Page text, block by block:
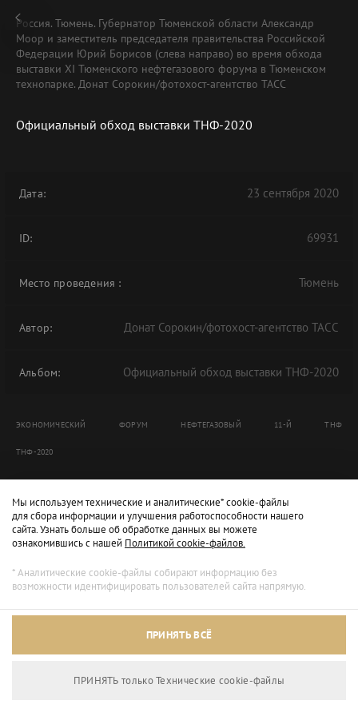
Россия. Тюмень. Губернатор Тюменской области Александр
Моор и заместитель председателя правительства Российской
Федерации Юрий Борисов (слева направо) во время обхода
выставки XI Тюменского нефтегазового форума в Тюменском
технопарке. Донат Сорокин/фотохост-агентство ТАСС
Официальный обход выставки ТНФ-2020
Дата: 23 сентября 2020
ID: 69931
Место проведения : Тюмень
Автор: Донат Сорокин/фотохост-агентство ТАСС
Альбом: Официальный обход выставки ТНФ-2020
ЭКОНОМИЧЕСКИЙ ФОРУМ НЕФТЕГАЗОВЫЙ 11-Й ТНФ
ТНФ-2020
Мы используем технические и аналитические* cookie-файлы
для сбора информации и улучшения работоспособности нашего
сайта. Узнать больше об обработке данных вы можете
ознакомившись с нашей Политикой cookie-файлов.
* Аналитические cookie-файлы собирают информацию без
возможности идентифицировать пользователей сайта напрямую.
ПРИНЯТЬ ВСЁ
ПРИНЯТЬ только Технические сookie-файлы